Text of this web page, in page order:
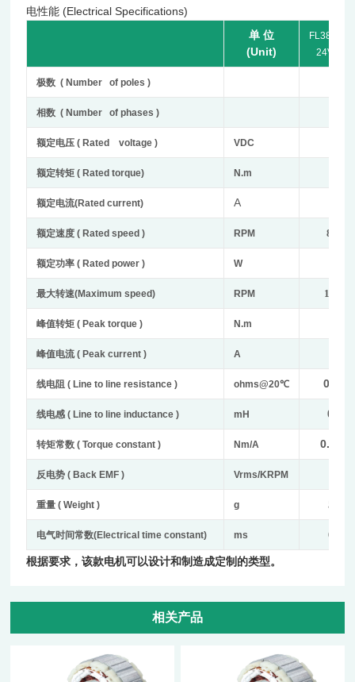
电性能 (Electrical Specifications)
单 位
(Unit)
24V-
极数 ( Number of poles )
相数 ( Number of phases )
额定电压 ( Rated voltage ) VDC
额定转矩 ( Rated torque) N.m
额定电流(Rated current) A
额定速度 ( Rated speed ) RPM 8000
额定功率 ( Rated power ) W
最大转速(Maximum speed) RPM 11000
峰值转矩 ( Peak torque ) N.m
峰值电流( Peak current ) A
线电阻 ( Line to line resistance ) ohms@20℃ 0.365
线电感 ( Line to line inductance ) mH 0.32
转矩常数 ( Torque constant ) Nm/A 0.0255
反电势 ( Back EMF ) Vrms/KRPM
重量 ( Weight ) g 57.2
电气时间常数(Electrical time constant) ms 0.87
根据要求，该款电机可以设计和制造成定制的类型。
相关产品